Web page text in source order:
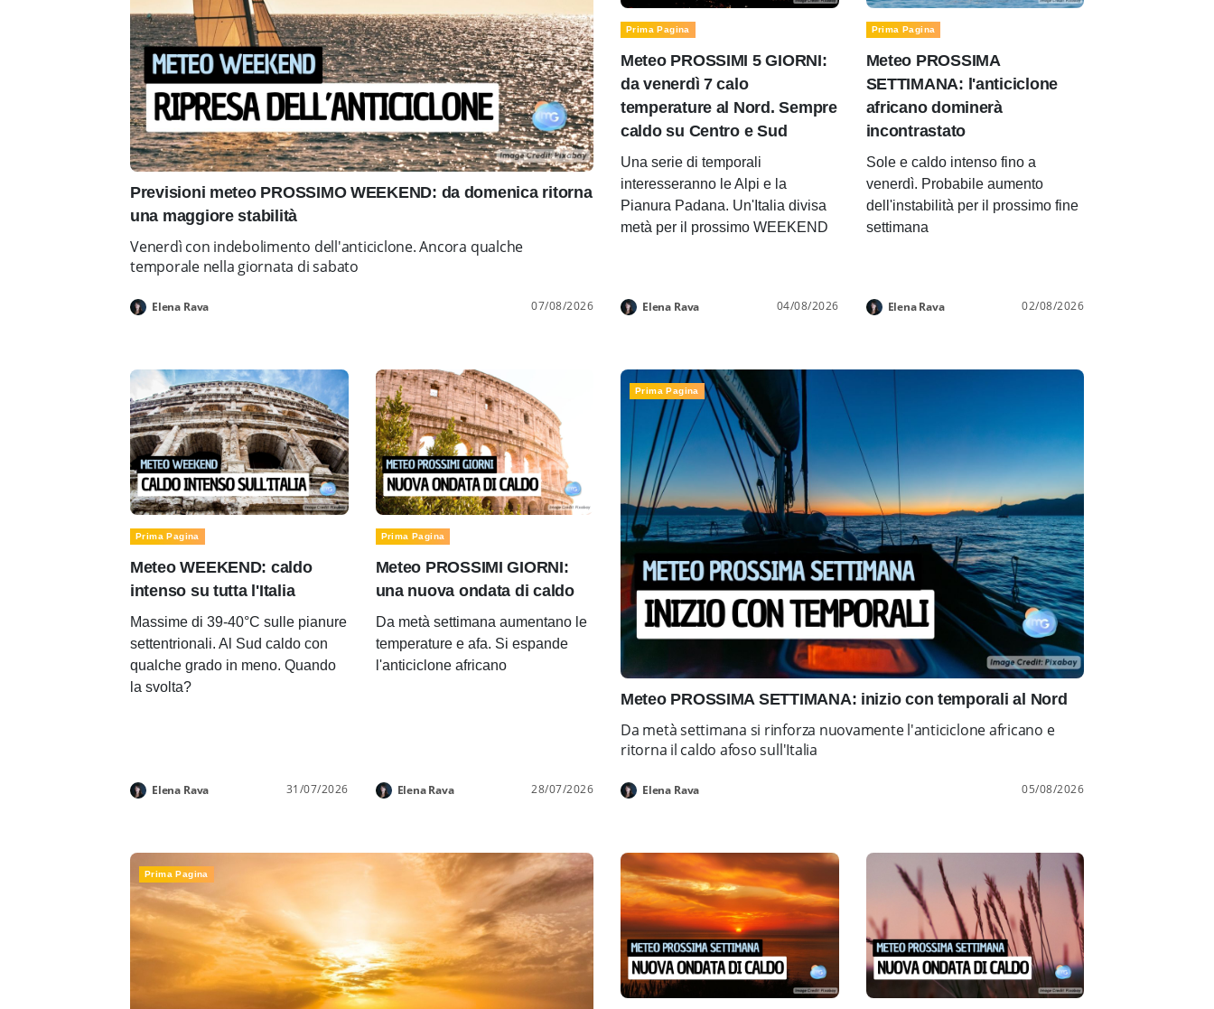
Previsioni meteo PROSSIMO WEEKEND: da domenica ritorna
una maggiore stabilità
Venerdì con indebolimento dell'anticiclone. Ancora qualche
temporale nella giornata di sabato
Elena Rava 07/08/2026
Prima Pagina
Meteo PROSSIMI 5 GIORNI:
da venerdì 7 calo
temperature al Nord. Sempre
caldo su Centro e Sud
Una serie di temporali
interesseranno le Alpi e la
Pianura Padana. Un'Italia divisa
metà per il prossimo WEEKEND
Elena Rava 04/08/2026
Prima Pagina
Meteo PROSSIMA
SETTIMANA: l'anticiclone
africano dominerà
incontrastato
Sole e caldo intenso fino a
venerdì. Probabile aumento
dell'instabilità per il prossimo fine
settimana
Elena Rava 02/08/2026
Prima Pagina
Meteo WEEKEND: caldo
intenso su tutta l'Italia
Massime di 39-40°C sulle pianure
settentrionali. Al Sud caldo con
qualche grado in meno. Quando
la svolta?
Elena Rava 31/07/2026
Prima Pagina
Meteo PROSSIMI GIORNI:
una nuova ondata di caldo
Da metà settimana aumentano le
temperature e afa. Si espande
l'anticiclone africano
Elena Rava 28/07/2026
Prima Pagina
Meteo PROSSIMA SETTIMANA: inizio con temporali al Nord
Da metà settimana si rinforza nuovamente l'anticiclone africano e
ritorna il caldo afoso sull'Italia
Elena Rava 05/08/2026
Prima Pagina